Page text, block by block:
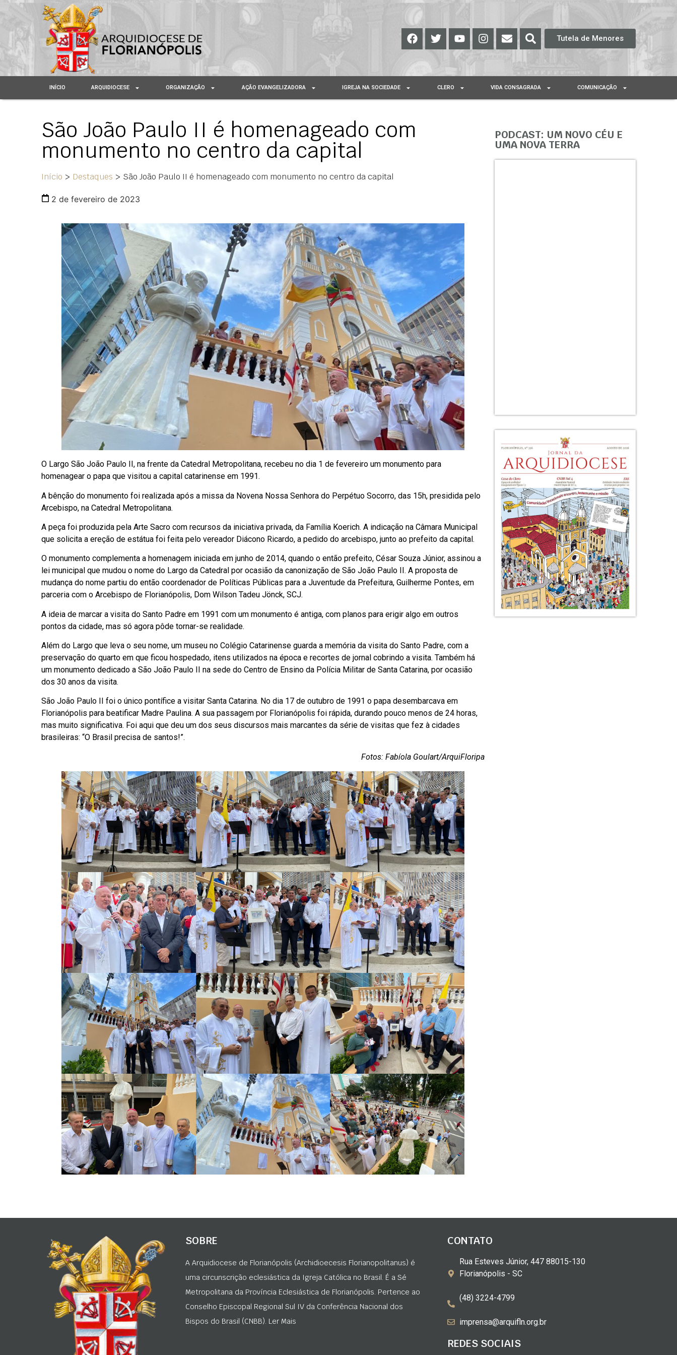
Tutela de Menores
INÍCIO ARQUIDIOCESE ORGANIZAÇÃO AÇÃO EVANGELIZADORA IGREJA NA SOCIEDADE CLERO VIDA CONSAGRADA COMUNICAÇÃO
São João Paulo II é homenageado com
monumento no centro da capital
Início > Destaques > São João Paulo II é homenageado com monumento no centro da capital
2 de fevereiro de 2023
O Largo São João Paulo II, na frente da Catedral Metropolitana, recebeu no dia 1 de fevereiro um monumento para
homenagear o papa que visitou a capital catarinense em 1991.
A bênção do monumento foi realizada após a missa da Novena Nossa Senhora do Perpétuo Socorro, das 15h, presidida pelo
Arcebispo, na Catedral Metropolitana.
A peça foi produzida pela Arte Sacro com recursos da iniciativa privada, da Família Koerich. A indicação na Câmara Municipal
que solicita a ereção de estátua foi feita pelo vereador Diácono Ricardo, a pedido do arcebispo, junto ao prefeito da capital.
O monumento complementa a homenagem iniciada em junho de 2014, quando o então prefeito, César Souza Júnior, assinou a
lei municipal que mudou o nome do Largo da Catedral por ocasião da canonização de São João Paulo II. A proposta de
mudança do nome partiu do então coordenador de Políticas Públicas para a Juventude da Prefeitura, Guilherme Pontes, em
parceria com o Arcebispo de Florianópolis, Dom Wilson Tadeu Jönck, SCJ.
A ideia de marcar a visita do Santo Padre em 1991 com um monumento é antiga, com planos para erigir algo em outros
pontos da cidade, mas só agora pôde tornar-se realidade.
Além do Largo que leva o seu nome, um museu no Colégio Catarinense guarda a memória da visita do Santo Padre, com a
preservação do quarto em que ficou hospedado, itens utilizados na época e recortes de jornal cobrindo a visita. Também há
um monumento dedicado a São João Paulo II na sede do Centro de Ensino da Polícia Militar de Santa Catarina, por ocasião
dos 30 anos da visita.
São João Paulo II foi o único pontífice a visitar Santa Catarina. No dia 17 de outubro de 1991 o papa desembarcava em
Florianópolis para beatificar Madre Paulina. A sua passagem por Florianópolis foi rápida, durando pouco menos de 24 horas,
mas muito significativa. Foi aqui que deu um dos seus discursos mais marcantes da série de visitas que fez à cidades
brasileiras: “O Brasil precisa de santos!”.
Fotos: Fabíola Goulart/ArquiFloripa
PODCAST: UM NOVO CÉU E
UMA NOVA TERRA
SOBRE
A Arquidiocese de Florianópolis (Archidioecesis Florianopolitanus) é
uma circunscrição eclesiástica da Igreja Católica no Brasil. É a Sé
Metropolitana da Província Eclesiástica de Florianópolis. Pertence ao
Conselho Episcopal Regional Sul IV da Conferência Nacional dos
Bispos do Brasil (CNBB). Ler Mais
CONTATO
Rua Esteves Júnior, 447 88015-130
Florianópolis - SC
(48) 3224-4799
imprensa@arquifln.org.br
REDES SOCIAIS